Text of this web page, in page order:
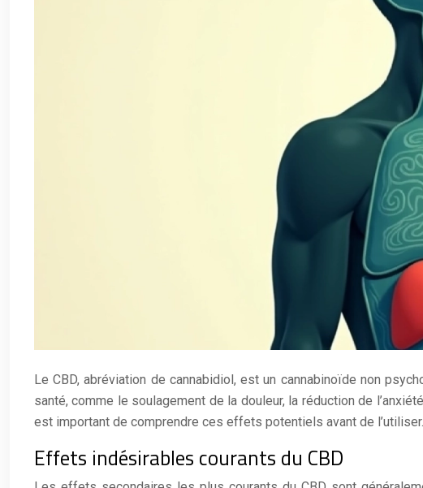
Le CBD, abréviation de cannabidiol, est un cannabinoïde non
santé, comme le soulagement de la douleur, la réduction de
est important de comprendre ces effets potentiels avant de l’utiliser.
Effets indésirables courants du CBD